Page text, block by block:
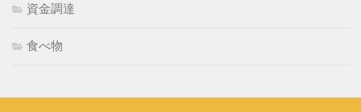
資金調達
食べ物